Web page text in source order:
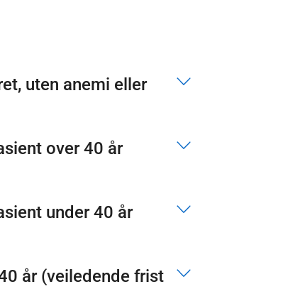
uten anemi eller
over 40 år
under 40 år
frist